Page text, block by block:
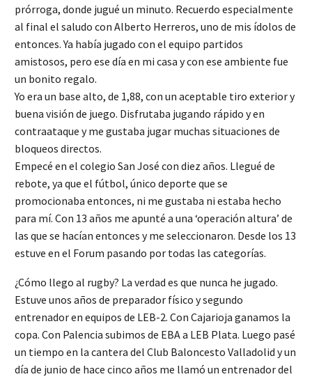
prórroga, donde jugué un minuto. Recuerdo especialmente
al final el saludo con Alberto Herreros, uno de mis ídolos de
entonces. Ya había jugado con el equipo partidos
amistosos, pero ese día en mi casa y con ese ambiente fue
un bonito regalo.
Yo era un base alto, de 1,88, con un aceptable tiro exterior y
buena visión de juego. Disfrutaba jugando rápido y en
contraataque y me gustaba jugar muchas situaciones de
bloqueos directos.
Empecé en el colegio San José con diez años. Llegué de
rebote, ya que el fútbol, único deporte que se
promocionaba entonces, ni me gustaba ni estaba hecho
para mí. Con 13 años me apunté a una ‘operación altura’ de
las que se hacían entonces y me seleccionaron. Desde los 13
estuve en el Forum pasando por todas las categorías.
¿Cómo llego al rugby? La verdad es que nunca he jugado.
Estuve unos años de preparador físico y segundo
entrenador en equipos de LEB-2. Con Cajarioja ganamos la
copa. Con Palencia subimos de EBA a LEB Plata. Luego pasé
un tiempo en la cantera del Club Baloncesto Valladolid y un
día de junio de hace cinco años me llamó un entrenador del